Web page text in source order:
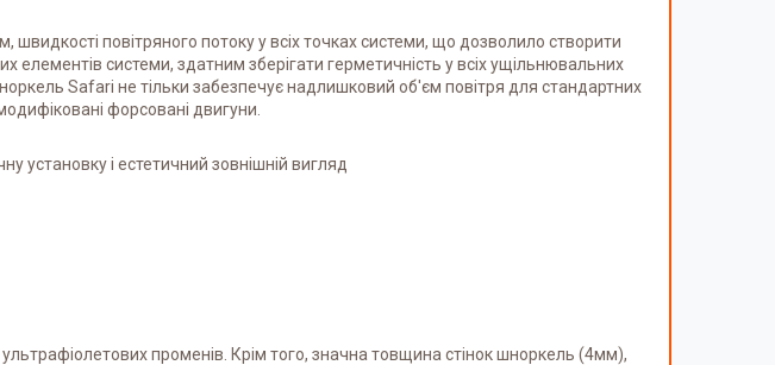
швидкості повітряного потоку у всіх точках системи, що дозволило створити
системи, здатним зберігати герметичність у всіх ущільнювальних
Safari не тільки забезпечує надлишковий об'єм повітря для стандартних
форсовані двигуни.
установку і естетичний зовнішній вигляд
променів. Крім того, значна товщина стінок шноркель (4мм),